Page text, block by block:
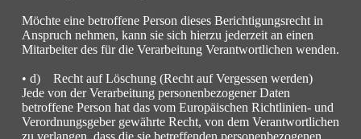
Möchte eine betroffene Person dieses Berichtigungsrecht in
Anspruch nehmen, kann sie sich hierzu jederzeit an einen
Mitarbeiter des für die Verarbeitung Verantwortlichen wenden.
• d) Recht auf Löschung (Recht auf Vergessen werden)
Jede von der Verarbeitung personenbezogener Daten
betroffene Person hat das vom Europäischen Richtlinien- und
Verordnungsgeber gewährte Recht, von dem Verantwortlichen